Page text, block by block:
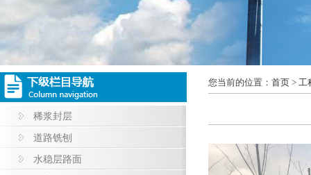
稀浆封层
道路铣刨
水稳层路面
您当前的位置： 首页 > 工